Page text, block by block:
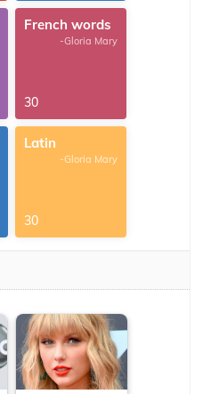
French words
-Gloria Mary
30
Latin
-Gloria Mary
30